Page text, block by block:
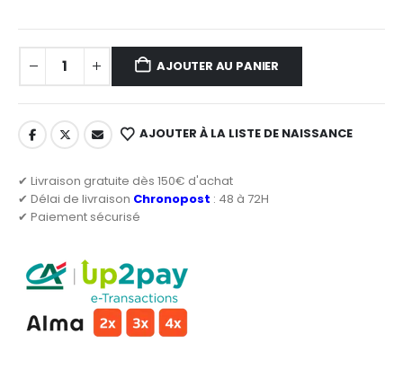
AJOUTER AU PANIER
AJOUTER À LA LISTE DE NAISSANCE
✔ Livraison gratuite dès 150€ d'achat
✔ Délai de livraison Chronopost : 48 à 72H
✔ Paiement sécurisé